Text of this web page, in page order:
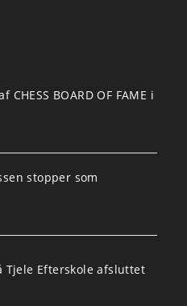
CHESS BOARD OF FAME i
stopper som
Tjele Efterskole afsluttet